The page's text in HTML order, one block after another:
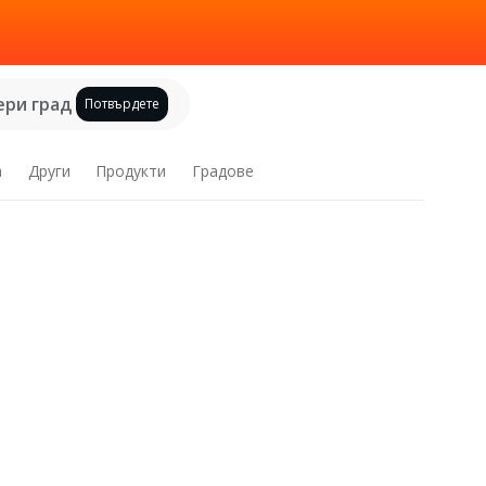
град Потвърдете
Други Продукти Градове